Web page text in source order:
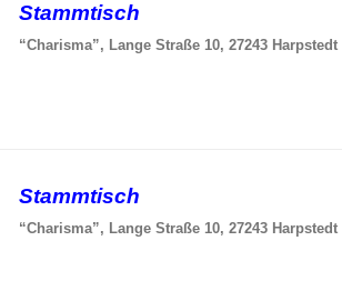
Stammtisch
“Charisma”, Lange Straße 10, 27243 Harpstedt
Stammtisch
“Charisma”, Lange Straße 10, 27243 Harpstedt